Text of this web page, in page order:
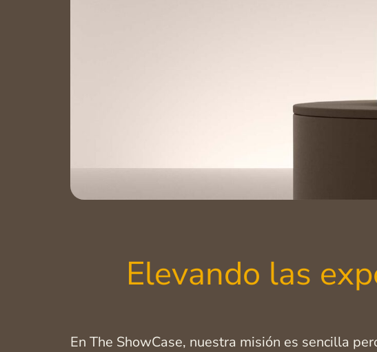
Elevando las
En The ShowCase, nuestra misión es sencilla